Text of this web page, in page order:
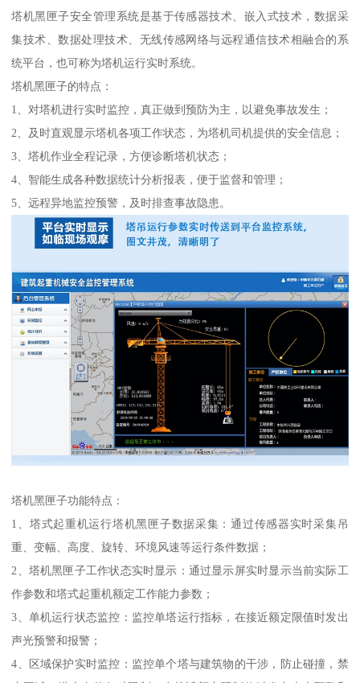
塔机黑匣子安全管理系统是基于传感器技术、嵌入式技术，数据采
集技术、数据处理技术、无线传感网络与远程通信技术相融合的系
统平台，也可称为塔机运行实时系统。
塔机黑匣子的特点：
1、对塔机进行实时监控，真正做到预防为主，以避免事故发生；
2、及时直观显示塔机各项工作状态，为塔机司机提供的安全信息；
3、塔机作业全程记录，方便诊断塔机状态；
4、智能生成各种数据统计分析报表，便于监督和管理；
5、远程异地监控预警，及时排查事故隐患。
塔机黑匣子功能特点：
1、塔式起重机运行塔机黑匣子数据采集：通过传感器实时采集吊
重、变幅、高度、旋转、环境风速等运行条件数据；
2、塔机黑匣子工作状态实时显示：通过显示屏实时显示当前实际工
作参数和塔式起重机额定工作能力参数；
3、单机运行状态监控：监控单塔运行指标，在接近额定限值时发出
声光预警和报警；
4、区域保护实时监控：监控单个塔与建筑物的干涉，防止碰撞，禁